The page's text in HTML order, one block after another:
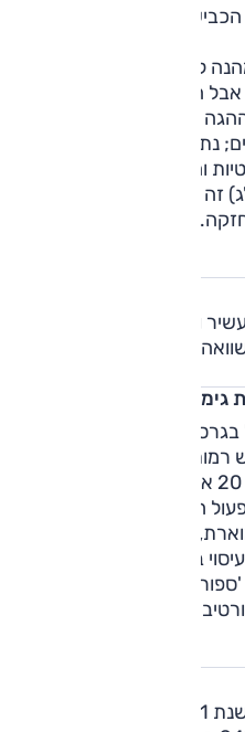
והרוח מורגשים אך לא
למדי לנהיגה. ההגה 'ארוך'
אבל הוא לא איטי לתחושה. הוא
היא זווית הצידוד הנדיבה
והמהלך הראשוני של
ברכב כה כבד (2140 ק"ג) זה אינו נוסך ביטחון. בנוסף,
ומבצע – אבל בהינתן
להצעות אחרות
ובשלוש רמות גימור. כל רמות הגימור
כוללות תאורת לד מטריקס, חישוקי 20 אינץ', גג זכוכית, כניסה
13 אינץ', תפעול חשמלי למושבים הקדמיים,
תפעול חשמלי לדלת
במושב הנהג, ריפוד עור
ליין' מוסיפה לנ"ל גם